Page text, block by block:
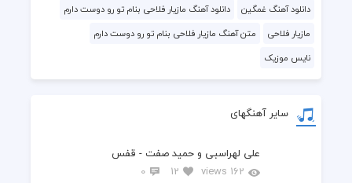
دانلود آهنگ غمگین
دانلود آهنگ مازیار فلاحی بنام تو رو دوست دارم
مازیار فلاحی
متن آهنگ مازیار فلاحی بنام تو رو دوست دارم
نایس موزیک
سایر آهنگهای
علی لهراسبی و حمید صفت - قفس
162 views
12
0